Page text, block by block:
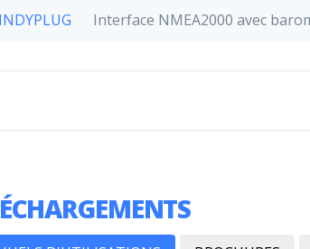
Interface NMEA2000 avec